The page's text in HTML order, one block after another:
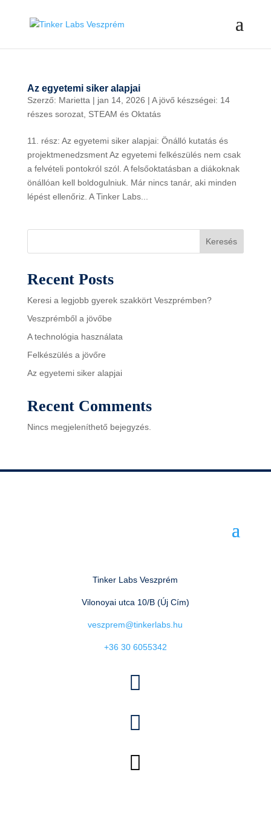
Az egyetemi siker alapjai
Szerző: Marietta | jan 14, 2026 | A jövő készségei: 14
részes sorozat, STEAM és Oktatás
11. rész: Az egyetemi siker alapjai: Önálló kutatás és
projektmenedzsment Az egyetemi felkészülés nem csak
a felvételi pontokról szól. A felsőoktatásban a diákoknak
önállóan kell boldogulniuk. Már nincs tanár, aki minden
lépést ellenőriz. A Tinker Labs...
Keresés
Recent Posts
Keresi a legjobb gyerek szakkört Veszprémben?
Veszprémből a jövőbe
A technológia használata
Felkészülés a jövőre
Az egyetemi siker alapjai
Recent Comments
Nincs megjeleníthető bejegyzés.
Tinker Labs Veszprém
Vilonoyai utca 10/B (Új Cím)
veszprem@tinkerlabs.hu
+36 30 6055342


